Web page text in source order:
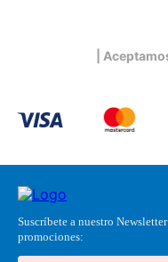
|
Suscríbete a nuestro
promociones: